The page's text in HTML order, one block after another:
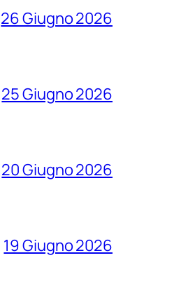
26 Giugno 2026
25 Giugno 2026
20 Giugno 2026
19 Giugno 2026